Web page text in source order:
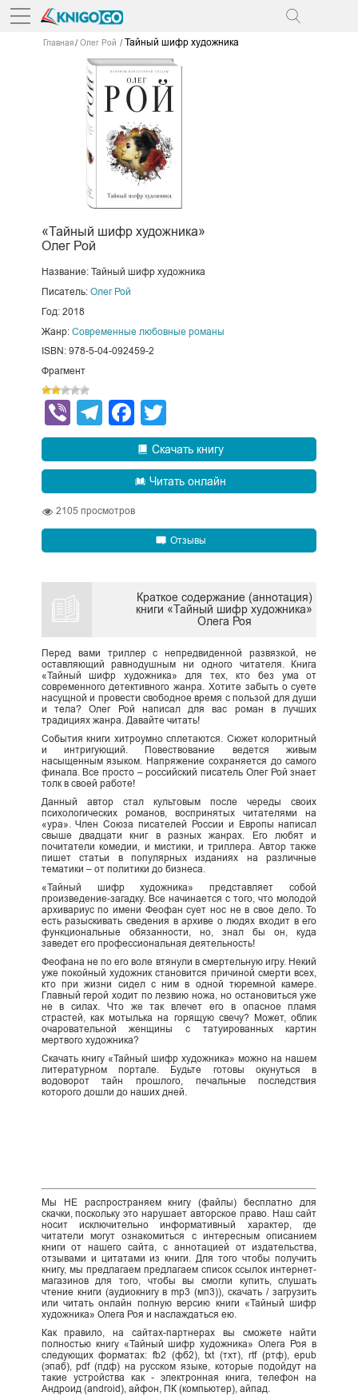
Главная Олег Рой Тайный шифр художника
«Тайный шифр художника»
Олег Рой
Название: Тайный шифр художника
Писатель: Олег Рой
Год: 2018
Жанр: Современные любовные романы
ISBN: 978-5-04-092459-2
Фрагмент
ViberTelegram
Facebook
Скачать книгу
Читать онлайн
2105 просмотров
Отзывы
Краткое содержание (аннотация)
книги «Тайный шифр художника»
Олега Роя
Перед вами триллер с непредвиденной развязкой, не
оставляющий равнодушным ни одного читателя. Книга
«Тайный шифр художника» для тех, кто без ума от
современного детективного жанра. Хотите забыть о суете
насущной и провести свободное время с пользой для души
и тела? Олег Рой написал для вас роман в лучших
традициях жанра. Давайте читать!
События книги хитроумно сплетаются. Сюжет колоритный
и интригующий. Повествование ведется живым
насыщенным языком. Напряжение сохраняется до самого
финала. Все просто – российский писатель Олег Рой знает
толк в своей работе!
Данный автор стал культовым после череды своих
психологических романов, воспринятых читателями на
«ура». Член Союза писателей России и Европы написал
свыше двадцати книг в разных жанрах. Его любят и
почитатели комедии, и мистики, и триллера. Автор также
пишет статьи в популярных изданиях на различные
тематики – от политики до бизнеса.
«Тайный шифр художника» представляет собой
произведение-загадку. Все начинается с того, что молодой
архивариус по имени Феофан сует нос не в свое дело. То
есть разыскивать сведения в архиве о людях входит в его
функциональные обязанности, но, знал бы он, куда
заведет его профессиональная деятельность!
Феофана не по его воле втянули в смертельную игру. Некий
уже покойный художник становится причиной смерти всех,
кто при жизни сидел с ним в одной тюремной камере.
Главный герой ходит по лезвию ножа, но остановиться уже
не в силах. Что же так влечет его в опасное пламя
страстей, как мотылька на горящую свечу? Может, облик
очаровательной женщины с татуированных картин
мертвого художника?
Скачать книгу «Тайный шифр художника» можно на нашем
литературном портале. Будьте готовы окунуться в
водоворот тайн прошлого, печальные последствия
которого дошли до наших дней.
Мы НЕ распространяем книгу (файлы) бесплатно для
скачки, поскольку это нарушает авторское право. Наш сайт
носит исключительно информативный характер, где
читатели могут ознакомиться с интересным описанием
книги от нашего сайта, с аннотацией от издательства,
отзывами и цитатами из книги. Для того чтобы получить
книгу, мы предлагаем предлагаем список ссылок интернет-
магазинов для того, чтобы вы смогли купить, слушать
чтение книги (аудиокнигу в mp3 (мп3)), скачать / загрузить
или читать онлайн полную версию книги «Тайный шифр
художника» Олега Роя и наслаждаться ею.
Как правило, на сайтах-партнерах вы сможете найти
полностью книгу «Тайный шифр художника» Олега Роя в
следующих форматах: fb2 (фб2), txt (тхт), rtf (ртф), epub
(эпаб), pdf (пдф) на русском языке, которые подойдут на
такие устройства как - электронная книга, телефон на
Андроид (android), айфон, ПК (компьютер), айпад.